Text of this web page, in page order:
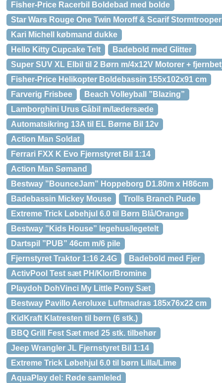
Fisher-Price Racerbil Boldebad med bolde
Star Wars Rouge One Twin Moroff & Scarif
Kari Michell købmand dukke
Hello Kitty Cupcake Telt
Badebold med Glitter
Super SUV XL Elbil til 2 Børn m/4x12V Motorer +
Fisher-Price Helikopter Boldebassin 155x102x91 cm
Farverig Frisbee
Beach Volleyball ”Blazing”
Lamborghini Urus Gåbil m/lædersæde
Automatsikring 13A til EL Børne Bil 12v
Action Man Soldat
Ferrari FXX K Evo Fjernstyret Bil 1:14
Action Man Sømand
Bestway ”BounceJam” Hoppeborg D1.80m x H86cm
Badebassin Mickey Mouse
Trolls Branch Pude
Extreme Trick Løbehjul 6.0 til Børn Blå/Orange
Bestway ”Kids House” legehus/legetelt
Dartspil ”PUB” 46cm m/6 pile
Fjernstyret Traktor 1:16 2.4G
Badebold med Fjer
ActivPool Test sæt PH/Klor/Bromine
Playdoh DohVinci My Little Pony Sæt
Bestway Pavillo Aeroluxe Luftmadras 185x76x22 cm
KidKraft Klatresten til børn (6 stk.)
BBQ Grill Fest Sæt med 25 stk. tilbehør
Jeep Wrangler JL Fjernstyret Bil 1:14
Extreme Trick Løbehjul 6.0 til børn Lilla/Lime
AquaPlay del: Røde samleled